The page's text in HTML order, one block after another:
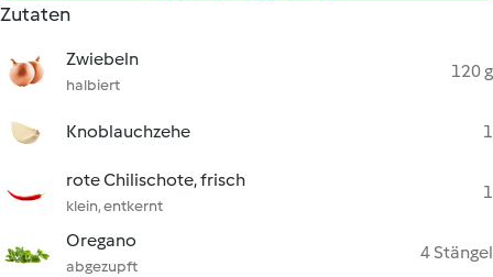
Zutaten
Zwiebeln
halbiert
120 g
Knoblauchzehe 1
rote Chilischote, frisch
klein, entkernt
1
Oregano
abgezupft
4 Stängel